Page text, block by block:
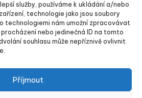
služby, používáme k ukládání a/nebo
technologie jako jsou soubory
technologiemi nám umožní zpracovávat
nebo jedinečná ID na tomto
souhlasu může nepříznivě ovlivnit
Příjmout